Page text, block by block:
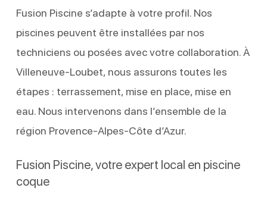
Fusion Piscine s’adapte à votre profil. Nos
piscines peuvent être installées par nos
techniciens ou posées avec votre collaboration. À
Villeneuve-Loubet, nous assurons toutes les
étapes : terrassement, mise en place, mise en
eau. Nous intervenons dans l’ensemble de la
région Provence-Alpes-Côte d’Azur.
Fusion Piscine, votre expert local en piscine
coque